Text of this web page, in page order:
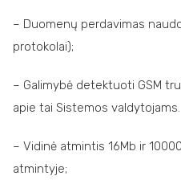
– Duomenų perdavimas
protokolai);
– Galimybė detektuoti GSM
apie tai Sistemos valdytojams.
– Vidinė atmintis 16Mb ir
atmintyje;